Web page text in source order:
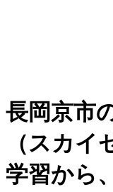
長岡京市
（スカイ
学習から